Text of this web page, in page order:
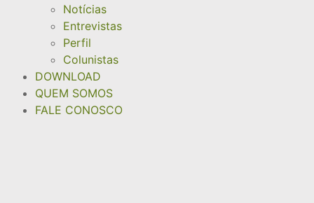
Notícias
Entrevistas
Perfil
Colunistas
DOWNLOAD
QUEM SOMOS
FALE CONOSCO